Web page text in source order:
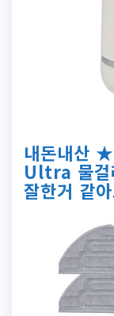
내돈내산
Ultra 물걸
잘한거 같